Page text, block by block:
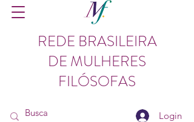
REDE BRASILEIRA
DE MULHERES
FILÓSOFAS
Login